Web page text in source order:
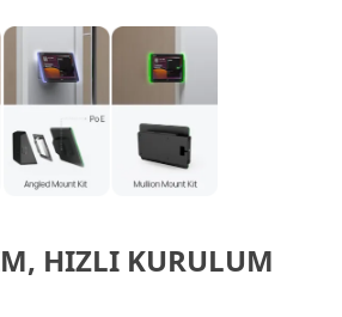
HIZLI KURULUM